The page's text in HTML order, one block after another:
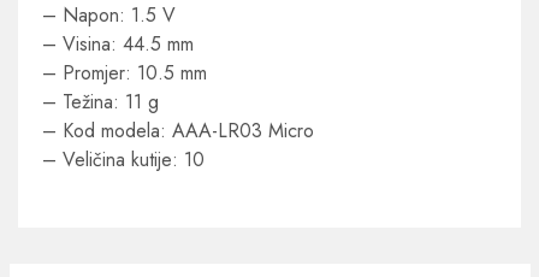
– Napon: 1.5 V
– Visina: 44.5 mm
– Promjer: 10.5 mm
– Težina: 11 g
– Kod modela: AAA-LR03 Micro
– Veličina kutije: 10